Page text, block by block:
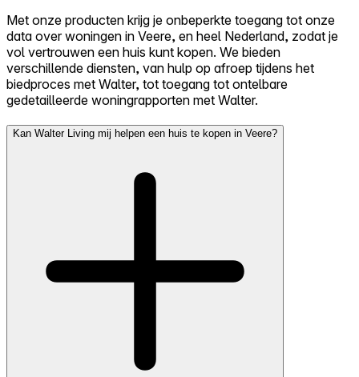
Met onze producten krijg je onbeperkte toegang tot onze
data over woningen in Veere, en heel Nederland, zodat je
vol vertrouwen een huis kunt kopen. We bieden
verschillende diensten, van hulp op afroep tijdens het
biedproces met Walter, tot toegang tot ontelbare
gedetailleerde woningrapporten met Walter.
Kan Walter Living mij helpen een huis te kopen in Veere?